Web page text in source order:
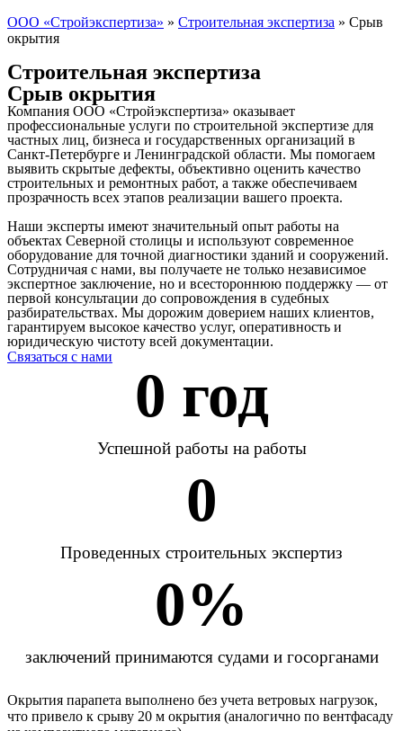
ООО «Стройэкспертиза» » Строительная экспертиза » Срыв
окрытия
Строительная экспертиза
Срыв окрытия
Компания ООО «Стройэкспертиза» оказывает
профессиональные услуги по строительной экспертизе для
частных лиц, бизнеса и государственных организаций в
Санкт-Петербурге и Ленинградской области. Мы помогаем
выявить скрытые дефекты, объективно оценить качество
строительных и ремонтных работ, а также обеспечиваем
прозрачность всех этапов реализации вашего проекта.
Наши эксперты имеют значительный опыт работы на
объектах Северной столицы и используют современное
оборудование для точной диагностики зданий и сооружений.
Сотрудничая с нами, вы получаете не только независимое
экспертное заключение, но и всестороннюю поддержку — от
первой консультации до сопровождения в судебных
разбирательствах. Мы дорожим доверием наших клиентов,
гарантируем высокое качество услуг, оперативность и
юридическую чистоту всей документации.
Связаться с нами
0 год
Успешной работы на работы
0
Проведенных строительных экспертиз
0%
заключений принимаются судами и госорганами
Окрытия парапета выполнено без учета ветровых нагрузок,
что привело к срыву 20 м окрытия (аналогично по вентфасаду